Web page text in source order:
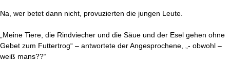
Na, wer betet dann nicht, provuzierten die jungen Leute.
„Meine Tiere, die Rindviecher und die Säue und der Esel gehen ohne
Gebet zum Futtertrog“ – antwortete der Angesprochene, „- obwohl –
weiß mans??“